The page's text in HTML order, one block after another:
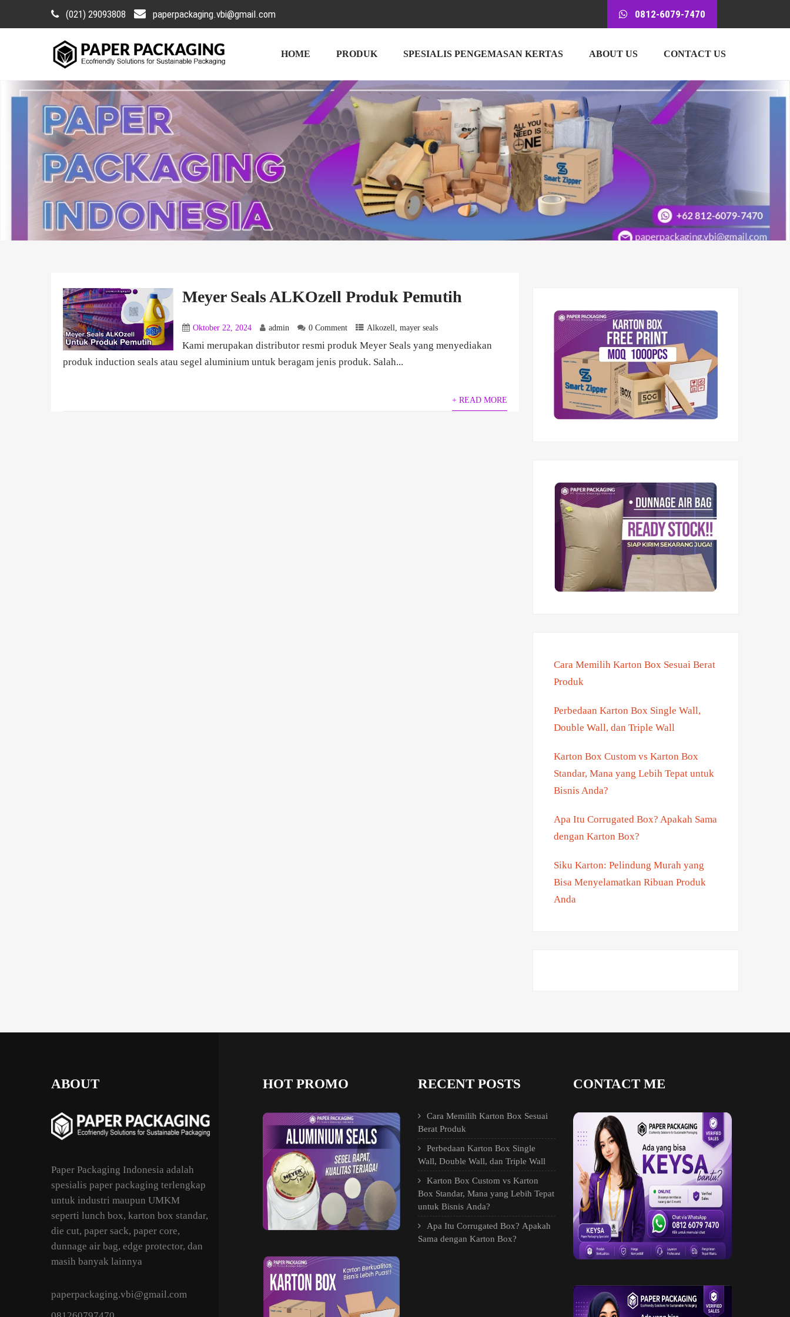
(021) 29093808 paperpackaging.vbi@gmail.com 0812-6079-7470
HOME PRODUK SPESIALIS PENGEMASAN KERTAS ABOUT US CONTACT US
Meyer Seals ALKOzell Produk Pemutih
Oktober 22, 2024 admin 0 Comment Alkozell,mayer seals
Kami merupakan distributor resmi produk Meyer Seals yang menyediakan
produk induction seals atau segel aluminium untuk beragam jenis produk. Salah...
+ READ MORE
Cara Memilih Karton Box Sesuai Berat
Produk
Perbedaan Karton Box Single Wall,
Double Wall, dan Triple Wall
Karton Box Custom vs Karton Box
Standar, Mana yang Lebih Tepat untuk
Bisnis Anda?
Apa Itu Corrugated Box? Apakah Sama
dengan Karton Box?
Siku Karton: Pelindung Murah yang
Bisa Menyelamatkan Ribuan Produk
Anda
ABOUT
Paper Packaging Indonesia adalah
spesialis paper packaging terlengkap
untuk industri maupun UMKM
seperti lunch box, karton box standar,
die cut, paper sack, paper core,
dunnage air bag, edge protector, dan
masih banyak lainnya
paperpackaging.vbi@gmail.com
HOT PROMO RECENT POSTS
Cara Memilih Karton Box Sesuai
Berat Produk
Perbedaan Karton Box Single
Wall, Double Wall, dan Triple Wall
Karton Box Custom vs Karton
Box Standar, Mana yang Lebih Tepat
untuk Bisnis Anda?
Apa Itu Corrugated Box? Apakah
Sama dengan Karton Box?
CONTACT ME